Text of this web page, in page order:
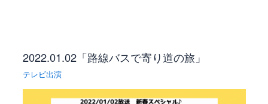
2022.01.02「路線バスで寄り道の旅」
テレビ出演